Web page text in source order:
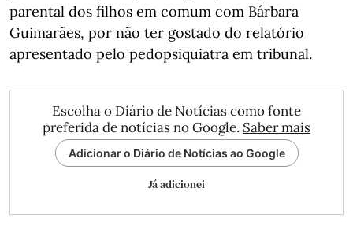
parental dos filhos em comum com Bárbara
Guimarães, por não ter gostado do relatório
apresentado pelo pedopsiquiatra em tribunal.
Escolha o Diário de Notícias como fonte
preferida de notícias no Google. Saber mais
Adicionar o Diário de Notícias ao Google
Já adicionei